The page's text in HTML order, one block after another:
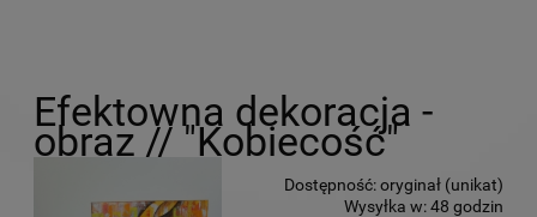
Efektowna dekoracja -
obraz // "Kobiecość"
Dostępność:oryginał (unikat)
Wysyłka w:48 godzin